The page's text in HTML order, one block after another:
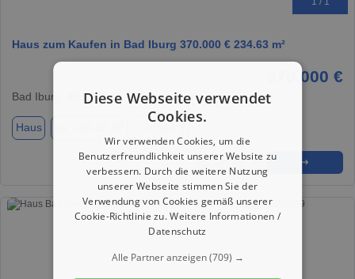
Haus zum Kaufen in Bad Iburg 370.000 € 234.63 m²
370.000 €
Bad Iburg, 49186
Haus
★ ➦ ➜
Diese Webseite verwendet
Cookies.
Wir verwenden Cookies, um die
Benutzerfreundlichkeit unserer Website zu
verbessern. Durch die weitere Nutzung
unserer Webseite stimmen Sie der
Verwendung von Cookies gemäß unserer
Cookie-Richtlinie zu.Weitere Informationen /
Datenschutz
Alle Partner anzeigen(709) →